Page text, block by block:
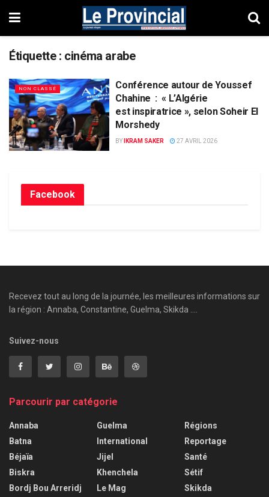
Étiquette : cinéma arabe
NON CLASSÉ
Conférence autour de Youssef
Chahine : « L’Algérie
est inspiratrice », selon Soheir El
Morshedy
BY IKRAM SAKER 27 AVRIL 2026
Facebook
Recevez tout au long de la journée, les meilleures informations sur
la région : Annaba, Constantine, Guelma, Skikda ....
Suivez-nous
Parcourir par catégorie
Annaba
Batna
Béjaïa
Biskra
Bordj Bou Arreridj
Guelma
International
Jijel
Khenchela
Le Mag
Régions
Reportage
Santé
Sétif
Skikda